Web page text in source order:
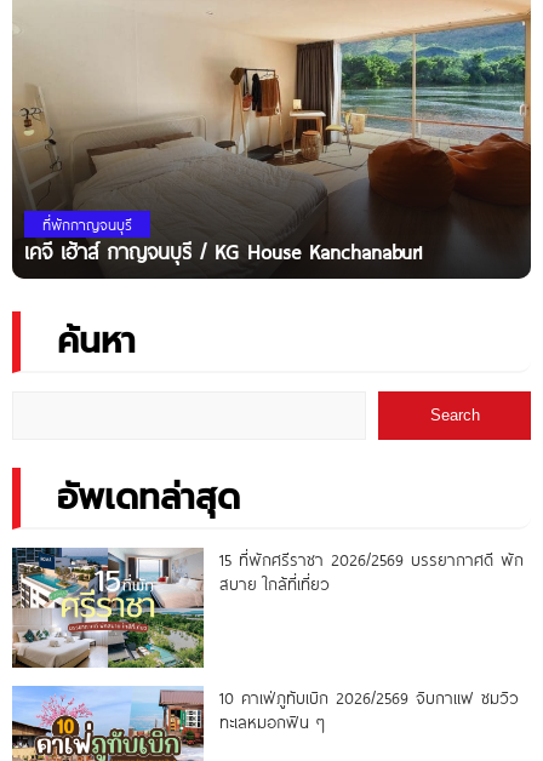
ที่พักกาญจนบุรี
เคจี เฮ้าส์ กาญจนบุรี / KG House Kanchanaburi
ค้นหา
Search
อัพเดทล่าสุด
15 ที่พักศรีราชา 2026/2569 บรรยากาศดี พัก
สบาย ใกล้ที่เที่ยว
10 คาเฟ่ภูทับเบิก 2026/2569 จิบกาแฟ ชมวิว
ทะเลหมอกฟิน ๆ